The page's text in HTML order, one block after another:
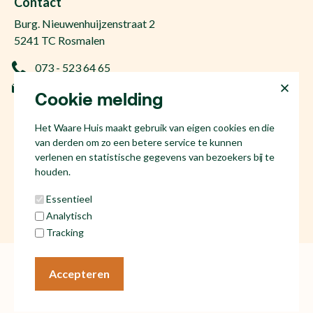
Cookie melding
Het Waare Huis maakt gebruik van eigen cookies en die
van derden om zo een betere service te kunnen
verlenen en statistische gegevens van bezoekers bij te
houden.
Essentieel
Analytisch
Tracking
Accepteren
Vraag de kosten op
Ervaringen
Taxatie
Huis kopen Nuland
Huis kopen Berlicum
Huis kopen Vinkel
Huis kopen Kruisstraat
Huis kopen Rosmalen
Huis verkopen Den Bosch
Burg. Nieuwenhuijzenstraat 2
5241 TC Rosmalen
073 - 523 64 65
NL81 53.60.447.B01
Social media
Algemene voorwaarden